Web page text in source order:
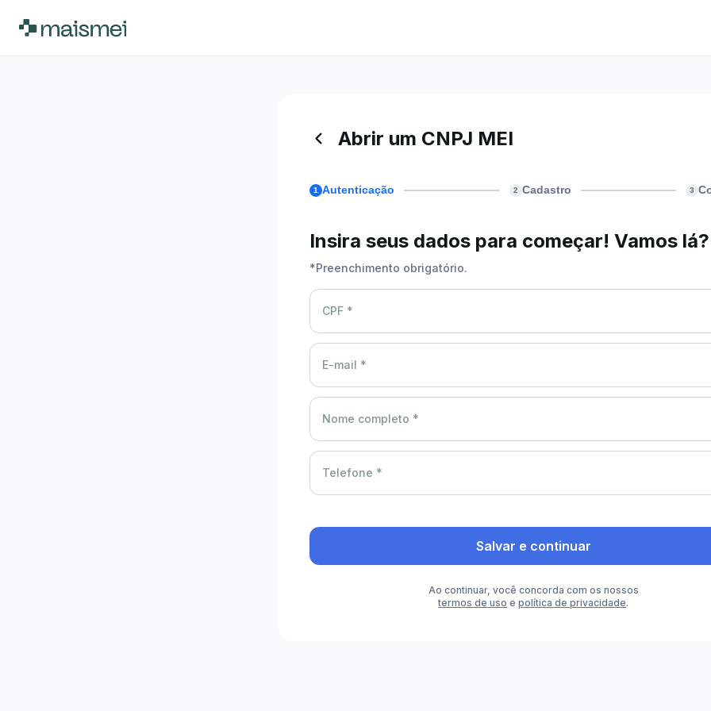
Abrir um CNPJ MEI
1 Autenticação 2 Cadastro 3
Insira seus dados para começar! Vamos lá?
*Preenchimento obrigatório.
CPF *
E-mail *
Nome completo *
Telefone *
Salvar e continuar
Ao continuar, você concorda com os nossos
termos de uso e política de privacidade.